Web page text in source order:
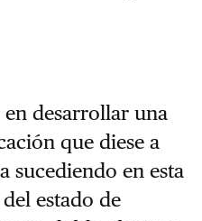
en desarrollar una
que diese a
sucediendo en esta
estado de